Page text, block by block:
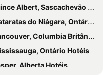
Albert, Sascachevão Hotéis
do Niágara, Ontário Hotéis
Columbia Britânica Hotéis
Ontário Hotéis
Alberta Hotéis